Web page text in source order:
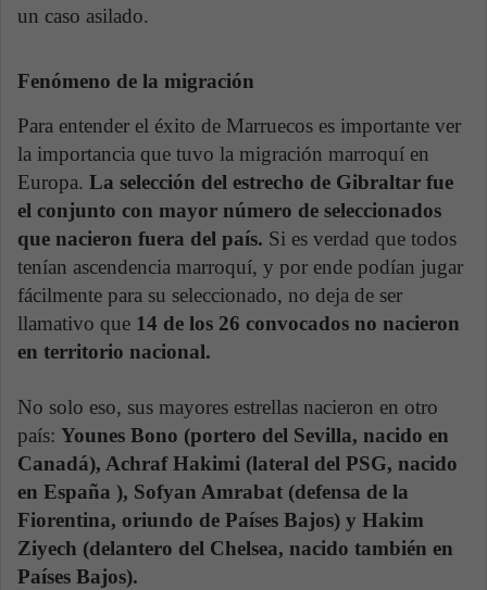
un caso asilado.
Fenómeno de la migración
Para entender el éxito de Marruecos es importante ver
la importancia que tuvo la migración marroquí en
Europa. La selección del estrecho de Gibraltar fue
el conjunto con mayor número de seleccionados
que nacieron fuera del país. Si es verdad que todos
tenían ascendencia marroquí, y por ende podían jugar
fácilmente para su seleccionado, no deja de ser
llamativo que 14 de los 26 convocados no nacieron
en territorio nacional.
No solo eso, sus mayores estrellas nacieron en otro
país: Younes Bono (portero del Sevilla, nacido en
Canadá), Achraf Hakimi (lateral del PSG, nacido
en España ), Sofyan Amrabat (defensa de la
Fiorentina, oriundo de Países Bajos) y Hakim
Ziyech (delantero del Chelsea, nacido también en
Países Bajos).